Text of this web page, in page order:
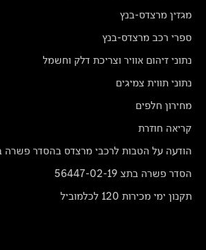
מגזין מרצדס-בנץ
ספרי רכב מרצדס-בנץ
נתוני זיהום אוויר וצריכת דלק וחשמל
נתוני תווית צמיגים
מחירון חלפים
קריאה חוזרת
הודעה על הטבות לרכבי מרצדס בהסדר פשרה בתצ 56447-
הסדר פשרה בתצ 56447-02-19
תקנון ימי מכירות 120 לכלמוביל